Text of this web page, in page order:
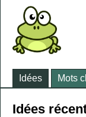
Idées Mots
Idées